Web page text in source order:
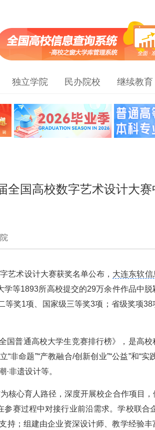
独立学院 民办院校 继续教育
全国高校数字艺术设计大
艺术设计大赛获奖名单公布， 大连东软信
等1893所高校提交的29万余件作品中
奖1项、国家级三等奖3项；省级奖项38
国普通高校大学生竞赛排行榜》，是高
非命题”“产教融合/创新创业”“公益”和“实
非遗设计等。
核心育人路径，深度开展校企合作项目
赛过程中对接行业前沿需求。学校联合
持；组建由企业资深设计师、教学经验丰